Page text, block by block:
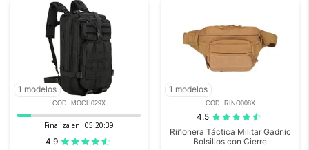
1 modelos
COD. MOCH029X
Finaliza en: 05:20:38
4.9
1 modelos
COD. RINO008X
4.5
Riñonera Táctica Militar Gadnic
Bolsillos con Cierre